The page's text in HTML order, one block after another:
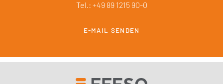
Tel.: +49 89 1215 90-0
E-MAIL SENDEN